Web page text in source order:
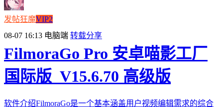
发帖狂魔VIP2
08-07 16:13 电脑端 转载分享
FilmoraGo Pro 安卓喵影工厂
国际版_V15.6.70 高级版
软件介绍FilmoraGo是一个基本涵盖用户视频编辑需求的综合